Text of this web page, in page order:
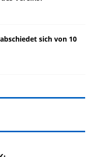
sich von 10